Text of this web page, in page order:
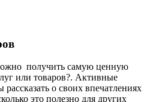
получить самую ценную
или товаров?. Активные
рассказать о своих впечатлениях
это полезно для других